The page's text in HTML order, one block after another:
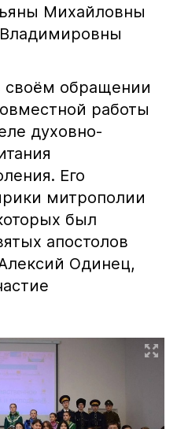
Михайловны
своём обращении
работы
духовно-
Его
митрополии
был
апостолов
Одинец,